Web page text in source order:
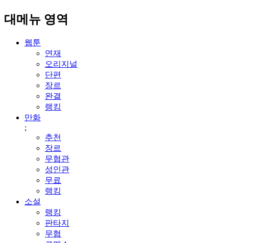
대메뉴 영역
웹툰
연재
오리지널
단편
장르
완결
랭킹
만화
;
추천
장르
무협관
성인관
무료
랭킹
소설
랭킹
판타지
무협